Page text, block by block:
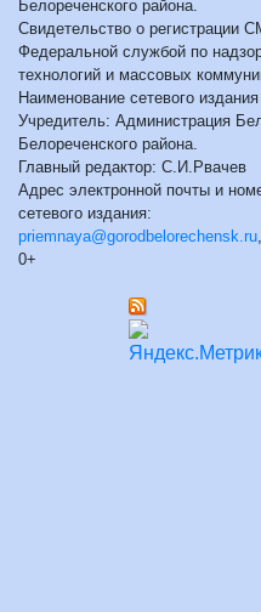
Белореченского района.
Свидетельство о
Федеральной службой по
технологий и массовых
Наименование сетевого
Учредитель: Администрация
Белореченского района.
Главный редактор: С.И.Рвачев
Адрес электронной почты и
сетевого издания:
priemnaya@gorodbelorechensk.ru
0+